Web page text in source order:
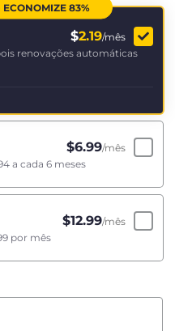
ECONOMIZE 83%
$2.19/mês
renovações automáticas
$6.99/mês
a cada 6 meses
$12.99/mês
por mês